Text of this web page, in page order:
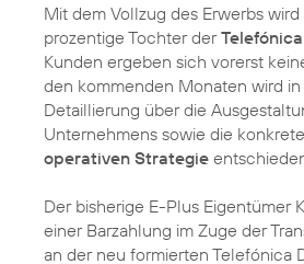
Mit dem Vollzug des Erwerbs wird
prozentige Tochter der
Kunden ergeben sich vorerst
den kommenden Monaten wird
Detaillierung über die
Unternehmens sowie die
operativen Strategie
Der bisherige E-Plus Eigentümer
einer Barzahlung im Zuge der
an der neu formierten Telefónica